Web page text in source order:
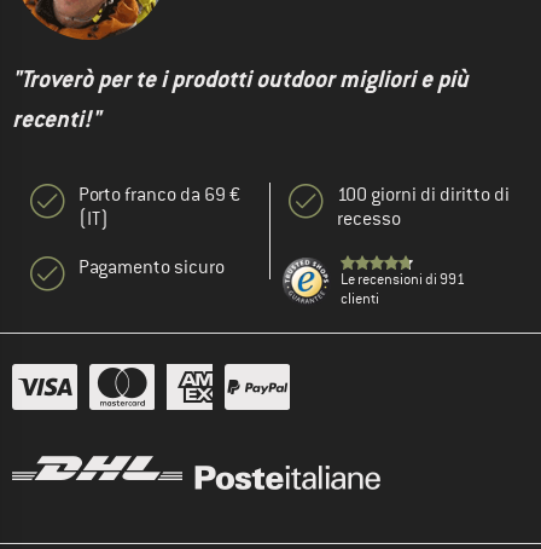
"Troverò per te i prodotti outdoor migliori e più
recenti!"
Porto franco da 69 €
(IT)
Pagamento sicuro
100 giorni di diritto di
recesso
Le recensioni di 991
clienti